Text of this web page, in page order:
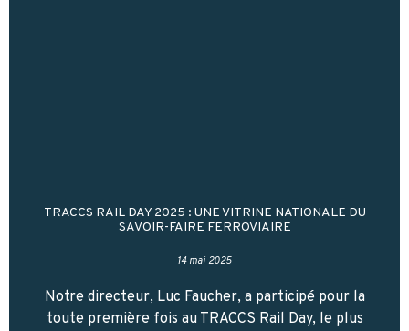
TRACCS RAIL DAY 2025 : UNE VITRINE NATIONALE DU
SAVOIR-FAIRE FERROVIAIRE
14 mai 2025
Notre directeur, Luc Faucher, a participé pour la
toute première fois au TRACCS Rail Day, le plus